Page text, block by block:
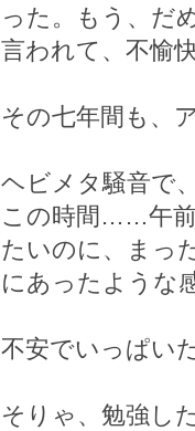
った。もう、だ
言われて、不愉
その七年間も、
ヘビメタ騒音で
この時間……午
たいのに、まっ
にあったような
不安でいっぱい
そりゃ、勉強し